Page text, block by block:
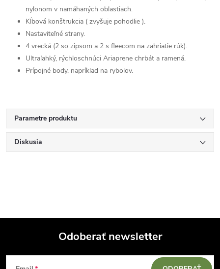
nylonom v namáhaných oblastiach.
Kĺbová konštrukcia ( zvyšuje pohodlie ).
Nastaviteľné strany.
4 vrecká (2 so zipsom a 2 s fleecom na zahriatie rúk).
Ultraľahký, rýchloschnúci Ariaprene chrbát a ramená.
Prípojné body, napríklad na rybolov.
Parametre produktu
Diskusia
Z
Odoberať newsletter